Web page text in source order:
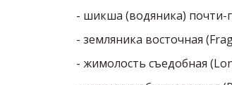
- шикша (водяника) почти-
- земляника восточная
- жимолость съедобная